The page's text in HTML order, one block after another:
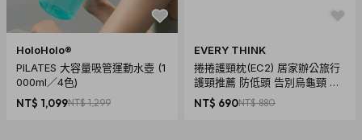
HoloHolo®
PILATES 大容量吸管運動水壺 (1
000ml／4色)
NT$ 1,099NT$ 1,299
EVERY THINK
捲捲護頸枕(EC2) 居家辦公旅行
護頸推薦 防低頭 告別烏龜頸 頸
椎養護 多色可選
NT$ 690NT$ 880